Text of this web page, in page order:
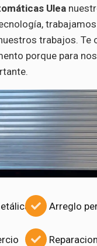
Ulea
trabajos. Te
porque para
Arreglo